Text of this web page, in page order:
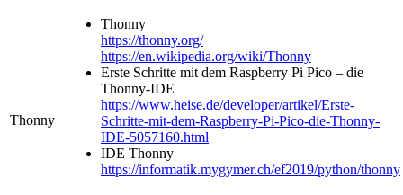
Thonny
Thonny
https://thonny.org/
https://en.wikipedia.org/wiki/Thonny
Erste Schritte mit dem Raspberry Pi Pico – die
Thonny-IDE
https://www.heise.de/developer/artikel/Erste-
Schritte-mit-dem-Raspberry-Pi-Pico-die-Thonny-
IDE-5057160.html
IDE Thonny
https://informatik.mygymer.ch/ef2019/python/thonny